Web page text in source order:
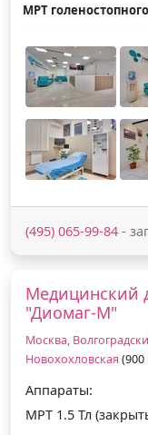
МРТ
(495) 065-99-84 -
Медицинский
"Диомаг-М"
Москва,
Новохохловская (900
Аппараты:
МРТ 1.5 Тл